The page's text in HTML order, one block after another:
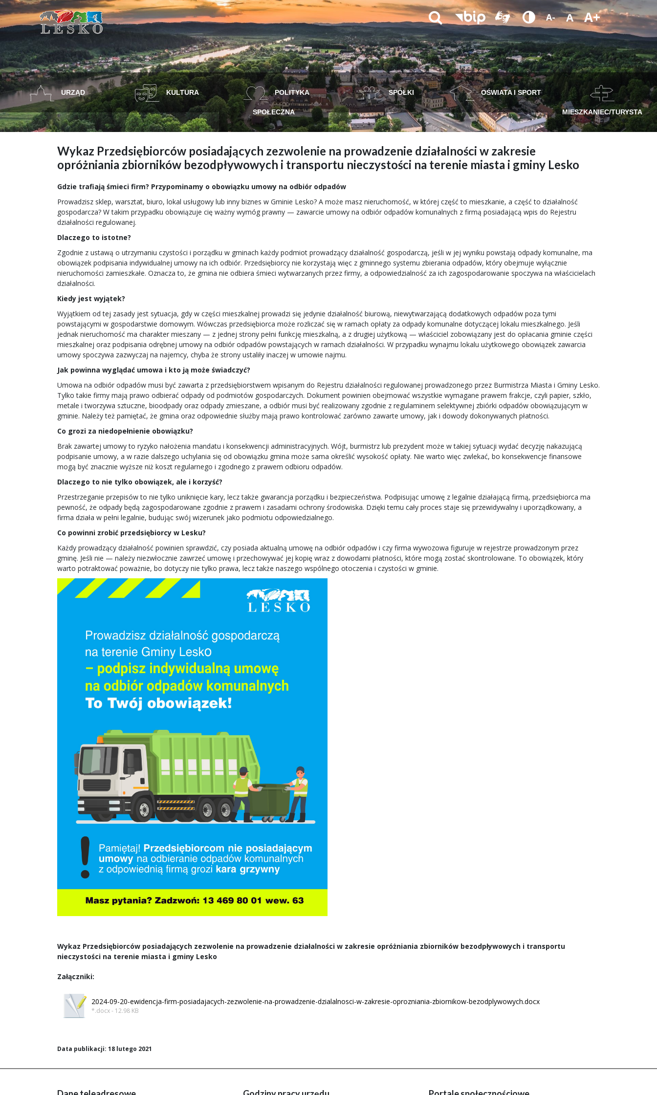
A- A A+
URZĄD KULTURA POLITYKA
SPOŁECZNA
SPÓŁKI OŚWIATA I SPORT
MIESZKANIEC/TURYSTA
Wykaz Przedsiębiorców posiadających zezwolenie na prowadzenie działalności w zakresie
opróżniania zbiorników bezodpływowych i transportu nieczystości na terenie miasta i gminy Lesko
Gdzie trafiają śmieci firm? Przypominamy o obowiązku umowy na odbiór odpadów
Prowadzisz sklep, warsztat, biuro, lokal usługowy lub inny biznes w Gminie Lesko? A może masz nieruchomość, w której część to mieszkanie, a część to działalność
gospodarcza? W takim przypadku obowiązuje cię ważny wymóg prawny — zawarcie umowy na odbiór odpadów komunalnych z firmą posiadającą wpis do Rejestru
działalności regulowanej.
Dlaczego to istotne?
Zgodnie z ustawą o utrzymaniu czystości i porządku w gminach każdy podmiot prowadzący działalność gospodarczą, jeśli w jej wyniku powstają odpady komunalne, ma
obowiązek podpisania indywidualnej umowy na ich odbiór. Przedsiębiorcy nie korzystają więc z gminnego systemu zbierania odpadów, który obejmuje wyłącznie
nieruchomości zamieszkałe. Oznacza to, że gmina nie odbiera śmieci wytwarzanych przez firmy, a odpowiedzialność za ich zagospodarowanie spoczywa na właścicielach
działalności.
Kiedy jest wyjątek?
Wyjątkiem od tej zasady jest sytuacja, gdy w części mieszkalnej prowadzi się jedynie działalność biurową, niewytwarzającą dodatkowych odpadów poza tymi
powstającymi w gospodarstwie domowym. Wówczas przedsiębiorca może rozliczać się w ramach opłaty za odpady komunalne dotyczącej lokalu mieszkalnego. Jeśli
jednak nieruchomość ma charakter mieszany — z jednej strony pełni funkcję mieszkalną, a z drugiej użytkową — właściciel zobowiązany jest do opłacania gminie części
mieszkalnej oraz podpisania odrębnej umowy na odbiór odpadów powstających w ramach działalności. W przypadku wynajmu lokalu użytkowego obowiązek zawarcia
umowy spoczywa zazwyczaj na najemcy, chyba że strony ustaliły inaczej w umowie najmu.
Jak powinna wyglądać umowa i kto ją może świadczyć?
Umowa na odbiór odpadów musi być zawarta z przedsiębiorstwem wpisanym do Rejestru działalności regulowanej prowadzonego przez Burmistrza Miasta i Gminy Lesko.
Tylko takie firmy mają prawo odbierać odpady od podmiotów gospodarczych. Dokument powinien obejmować wszystkie wymagane prawem frakcje, czyli papier, szkło,
metale i tworzywa sztuczne, bioodpady oraz odpady zmieszane, a odbiór musi być realizowany zgodnie z regulaminem selektywnej zbiórki odpadów obowiązującym w
gminie. Należy też pamiętać, że gmina oraz odpowiednie służby mają prawo kontrolować zarówno zawarte umowy, jak i dowody dokonywanych płatności.
Co grozi za niedopełnienie obowiązku?
Brak zawartej umowy to ryzyko nałożenia mandatu i konsekwencji administracyjnych. Wójt, burmistrz lub prezydent może w takiej sytuacji wydać decyzję nakazującą
podpisanie umowy, a w razie dalszego uchylania się od obowiązku gmina może sama określić wysokość opłaty. Nie warto więc zwlekać, bo konsekwencje finansowe
mogą być znacznie wyższe niż koszt regularnego i zgodnego z prawem odbioru odpadów.
Dlaczego to nie tylko obowiązek, ale i korzyść?
Przestrzeganie przepisów to nie tylko uniknięcie kary, lecz także gwarancja porządku i bezpieczeństwa. Podpisując umowę z legalnie działającą firmą, przedsiębiorca ma
pewność, że odpady będą zagospodarowane zgodnie z prawem i zasadami ochrony środowiska. Dzięki temu cały proces staje się przewidywalny i uporządkowany, a
firma działa w pełni legalnie, budując swój wizerunek jako podmiotu odpowiedzialnego.
Co powinni zrobić przedsiębiorcy w Lesku?
Każdy prowadzący działalność powinien sprawdzić, czy posiada aktualną umowę na odbiór odpadów i czy firma wywozowa figuruje w rejestrze prowadzonym przez
gminę. Jeśli nie — należy niezwłocznie zawrzeć umowę i przechowywać jej kopię wraz z dowodami płatności, które mogą zostać skontrolowane. To obowiązek, który
warto potraktować poważnie, bo dotyczy nie tylko prawa, lecz także naszego wspólnego otoczenia i czystości w gminie.
Wykaz Przedsiębiorców posiadających zezwolenie na prowadzenie działalności w zakresie opróżniania zbiorników bezodpływowych i transportu
nieczystości na terenie miasta i gminy Lesko
Załączniki:
2024-09-20-ewidencja-firm-posiadajacych-zezwolenie-na-prowadzenie-dzialalnosci-w-zakresie-oprozniania-zbiornikow-bezodplywowych.docx
*.docx - 12.98 KB
Data publikacji: 18 lutego 2021